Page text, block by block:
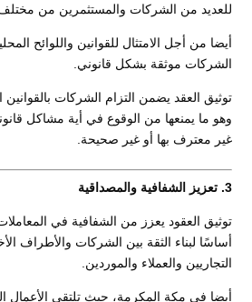
للعديد من الشركات والمستثمرين من مختلف
أيضا من أجل الامتثال للقوانين واللوائح
الشركات موثقة بشكل قانوني.
توثيق العقد يضمن التزام الشركات بالقوانين
وهو ما يمنعها من الوقوع في أية مشاكل
غير معترف بها أو غير صحيحة.
3. تعزيز الشفافية والمصداقية
توثيق العقود يعزز من الشفافية في
أساسًا لبناء الثقة بين الشركات والأطراف
التجاريين والعملاء والموردين.
أيضا في مكة المكرمة، حيث تلتقي الأعمال